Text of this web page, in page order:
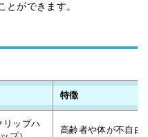
ができます。
特徴
リップハ
高齢者や体が不自由